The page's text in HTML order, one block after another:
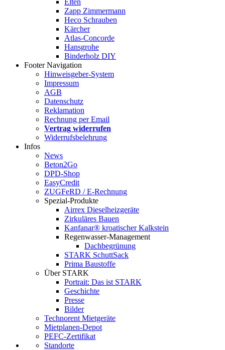
Elten
Zapp Zimmermann
Heco Schrauben
Kärcher
Atlas-Concorde
Hansgrohe
Binderholz DIY
Footer Navigation
Hinweisgeber-System
Impressum
AGB
Datenschutz
Reklamation
Rechnung per Email
Vertrag widerrufen
Widerrufsbelehrung
Infos
News
Beton2Go
DPD-Shop
EasyCredit
ZUGFeRD / E-Rechnung
Spezial-Produkte
Airrex Dieselheizgeräte
Zirkuläres Bauen
Kanfanar® kroatischer Kalkstein
Regenwasser-Management
Dachbegrünung
STARK SchuttSack
Prima Baustoffe
Über STARK
Portrait: Das ist STARK
Geschichte
Presse
Bilder
Technorent Mietgeräte
Mietplanen-Depot
PEFC-Zertifikat
Standorte